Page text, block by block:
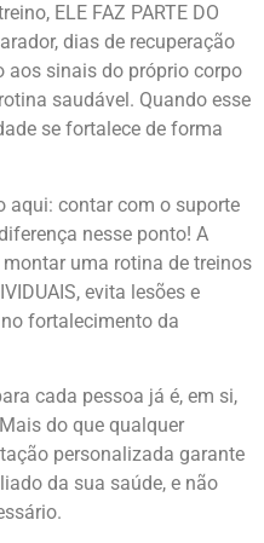
ELE FAZ PARTE DO
dias de recuperação
aos sinais do próprio corpo
saudável. Quando esse
se fortalece de forma
aqui: contar com o suporte
nesse ponto! A
uma rotina de treinos
evita lesões e
fortalecimento da
cada pessoa já é, em si,
do que qualquer
personalizada garante
da sua saúde, e não